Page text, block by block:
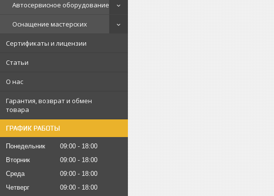
Автосервисное оборудование
Оснащение мастерских
Сертификаты и лицензии
Статьи
О нас
Гарантия, возврат и обмен
товара
ГРАФИК РАБОТЫ
Понедельник 09:00
18:00
Вторник
09:00
18:00
Среда
09:00
18:00
Четверг
09:00
18:00